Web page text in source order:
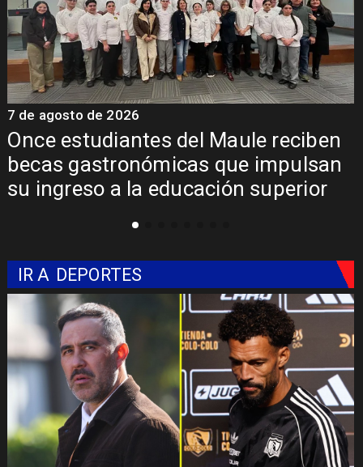
Once estudiantes del Maule reciben
becas gastronómicas que impulsan
su ingreso a la educación superior
7 de agosto de 2026
IR A DEPORTES